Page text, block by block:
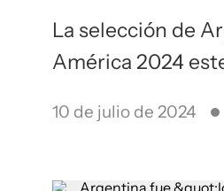
La selección de
América 2024
10 de julio de 2024